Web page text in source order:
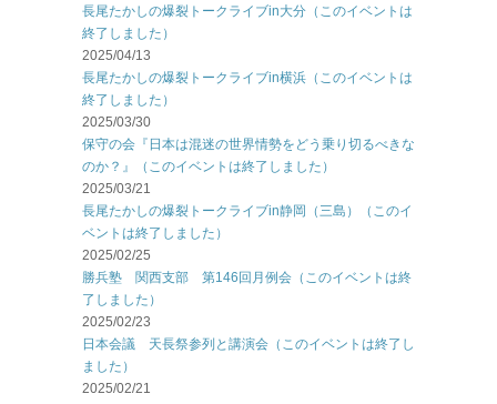
長尾たかしの爆裂トークライブin大分（このイベントは
終了しました）
2025/04/13
長尾たかしの爆裂トークライブin横浜（このイベントは
終了しました）
2025/03/30
保守の会『日本は混迷の世界情勢をどう乗り切るべきな
のか？』（このイベントは終了しました）
2025/03/21
長尾たかしの爆裂トークライブin静岡（三島）（このイ
ベントは終了しました）
2025/02/25
勝兵塾 関西支部 第146回月例会（このイベントは終
了しました）
2025/02/23
日本会議 天長祭参列と講演会（このイベントは終了し
ました）
2025/02/21